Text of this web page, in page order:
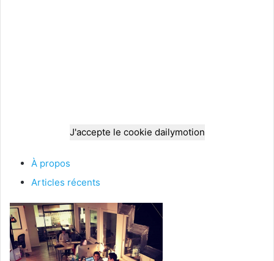
J'accepte le cookie dailymotion
À propos
Articles récents